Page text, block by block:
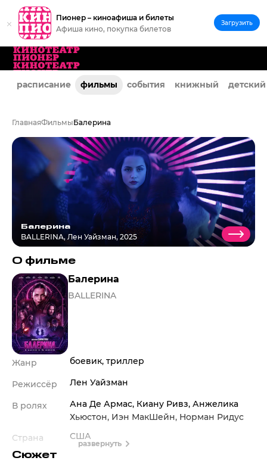
расписание фильмы события книжный
ГлавнаяФильмыБалерина
Балерина
BALLERINA, Лен Уайзман, 2025
О фильме
Балерина
BALLERINA
Жанр боевик, триллер
Режиссёр Лен Уайзман
В ролях Ана Де Армас, Киану Ривз, Анжелика
Хьюстон, Иэн МакШейн, Норман Ридус
Страна
США
Время
развернуть
Сюжет
Пионер – киноафиша и билеты
Афиша кино, покупка билетов
Загрузить